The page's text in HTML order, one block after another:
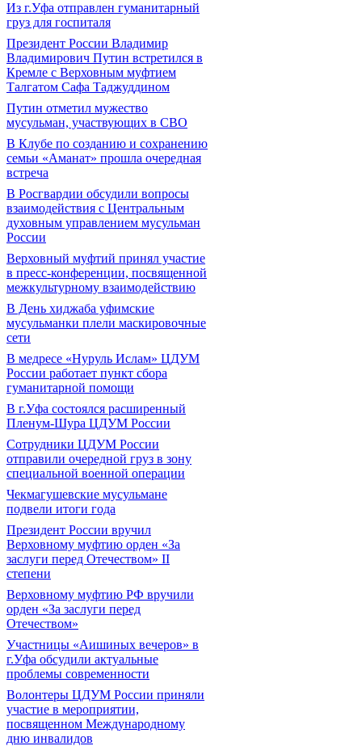
Из г.Уфа отправлен гуманитарный
груз для госпиталя
Президент России Владимир
Владимирович Путин встретился в
Кремле с Верховным муфтием
Талгатом Сафа Таджуддином
Путин отметил мужество
мусульман, участвующих в СВО
В Клубе по созданию и сохранению
семьи «Аманат» прошла очередная
встреча
В Росгвардии обсудили вопросы
взаимодействия с Центральным
духовным управлением мусульман
России
Верховный муфтий принял участие
в пресс-конференции, посвященной
межкультурному взаимодействию
В День хиджаба уфимские
мусульманки плели маскировочные
сети
В медресе «Нуруль Ислам» ЦДУМ
России работает пункт сбора
гуманитарной помощи
В г.Уфа состоялся расширенный
Пленум-Шура ЦДУМ России
Сотрудники ЦДУМ России
отправили очередной груз в зону
специальной военной операции
Чекмагушевские мусульмане
подвели итоги года
Президент России вручил
Верховному муфтию орден «За
заслуги перед Отечеством» II
степени
Верховному муфтию РФ вручили
орден «За заслуги перед
Отечеством»
Участницы «Аишиных вечеров» в
г.Уфа обсудили актуальные
проблемы современности
Волонтеры ЦДУМ России приняли
участие в мероприятии,
посвященном Международному
дню инвалидов